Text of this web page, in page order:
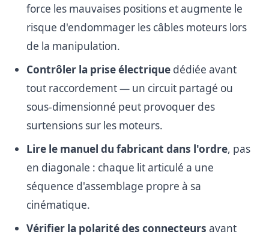
force les mauvaises positions et augmente le
risque d'endommager les câbles moteurs lors
de la manipulation.
Contrôler la prise électrique dédiée avant
tout raccordement — un circuit partagé ou
sous-dimensionné peut provoquer des
surtensions sur les moteurs.
Lire le manuel du fabricant dans l'ordre, pas
en diagonale : chaque lit articulé a une
séquence d'assemblage propre à sa
cinématique.
Vérifier la polarité des connecteurs avant